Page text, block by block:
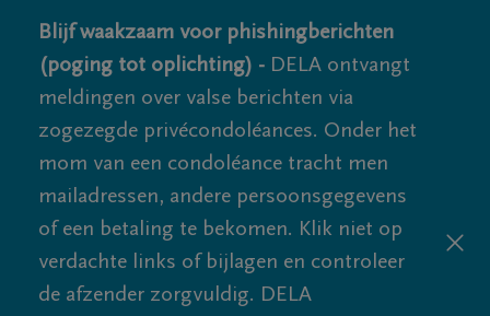
Blijf waakzaam voor phishingberichten
(poging tot oplichting) - DELA ontvangt
meldingen over valse berichten via
zogezegde privécondoléances. Onder het
mom van een condoléance tracht men
mailadressen, andere persoonsgegevens
of een betaling te bekomen. Klik niet op
verdachte links of bijlagen en controleer
de afzender zorgvuldig. DELA